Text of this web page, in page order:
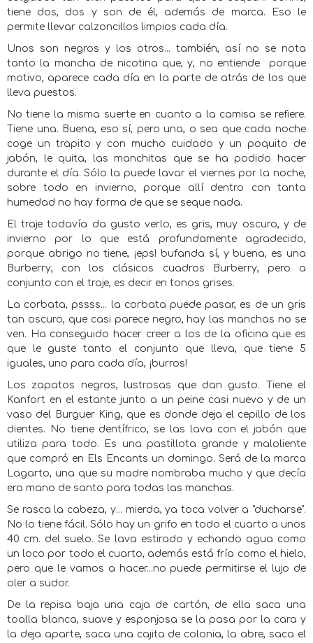
tiene dos, dos y son de él, además de marca. Eso le
permite llevar calzoncillos limpios cada día.
Unos son negros y los otros... también, así no se nota
tanto la mancha de nicotina que, y, no entiende
porque
motivo, aparece cada día en la parte de atrás de los que
lleva puestos.
No tiene la misma suerte en cuanto a la camisa se refiere.
Tiene una. Buena, eso sí, pero una, o sea que cada noche
coge un trapito y con mucho cuidado y un poquito de
jabón, le quita, las manchitas que se ha podido hacer
durante el día. Sólo la puede lavar el viernes por la noche,
sobre todo en invierno, porque allí dentro con tanta
humedad no hay forma de que se seque nada.
El traje todavía da gusto verlo, es gris, muy oscuro, y de
invierno por lo que está profundamente agradecido,
porque abrigo no tiene, ¡eps! bufanda sí, y buena, es una
Burberry, con los clásicos cuadros Burberry, pero a
conjunto con el traje, es decir en tonos grises.
La corbata, pssss... la corbata puede pasar, es de un gris
tan oscuro, que casi parece negro, hay las manchas no se
ven. Ha conseguido hacer creer a los de la oficina que es
que le guste tanto el conjunto que lleva, que tiene 5
iguales, uno para cada día, ¡burros!
Los zapatos negros, lustrosas que dan gusto. Tiene el
Kanfort en el estante junto a un peine casi nuevo y de un
vaso del Burguer King, que es donde deja el cepillo de los
dientes. No tiene dentífrico, se las lava con el jabón que
utiliza para todo. Es una pastillota grande y maloliente
que compró en Els Encants un domingo. Será de la marca
Lagarto, una que su madre nombraba mucho y que decía
era mano de santo para todas las manchas.
Se rasca la cabeza, y... mierda, ya toca volver a "ducharse".
No lo tiene fácil. Sólo hay un grifo en todo el cuarto a unos
40 cm. del suelo. Se lava estirado y echando agua como
un loco por todo el cuarto, además está fría como el hielo,
pero que le vamos a hacer...no puede permitirse el lujo de
oler a sudor.
De la repisa baja una caja de cartón, de ella saca una
toalla blanca, suave y esponjosa se la pasa por la cara y
la deja aparte, saca una cajita de colonia, la abre, saca el